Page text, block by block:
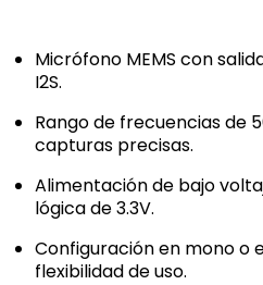
Micrófono MEMS con
I2S.
Rango de frecuencias de
capturas precisas.
Alimentación de bajo
lógica de 3.3V.
Configuración en mono o
flexibilidad de uso.